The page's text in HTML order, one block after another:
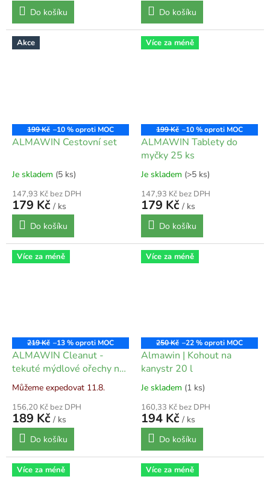
Do košíku
Do košíku
Akce
199 Kč –10 %
ALMAWIN Cestovní set
Je skladem (5 ks)
147,93 Kč bez DPH
179 Kč / ks
Do košíku
Více za méně
199 Kč –10 %
ALMAWIN Tablety do
myčky 25 ks
Je skladem (>5 ks)
147,93 Kč bez DPH
179 Kč / ks
Do košíku
Více za méně
219 Kč –13 %
ALMAWIN Cleanut -
tekuté mýdlové ořechy na
barevné prádlo bez
palmového oleje 750 ml
Můžeme expedovat 11.8.
156,20 Kč bez DPH
189 Kč / ks
Do košíku
Více za méně
250 Kč –22 %
Almawin | Kohout na
kanystr 20 l
Je skladem (1 ks)
160,33 Kč bez DPH
194 Kč / ks
Do košíku
Více za méně Více za méně